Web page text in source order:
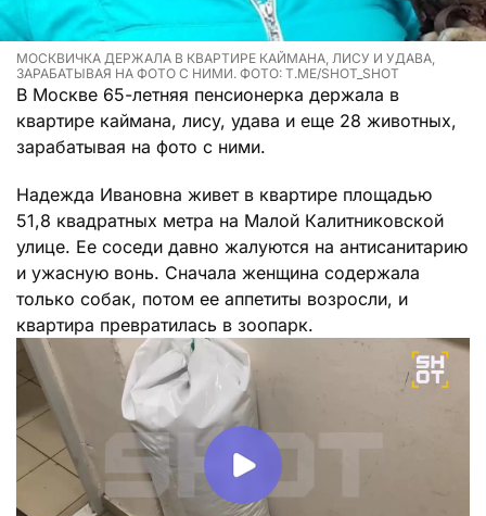
МОСКВИЧКА ДЕРЖАЛА В КВАРТИРЕ КАЙМАНА, ЛИСУ И УДАВА,
ЗАРАБАТЫВАЯ НА ФОТО С НИМИ. ФОТО: T.ME/SHOT_SHOT
В Москве 65-летняя пенсионерка держала в
квартире каймана, лису, удава и еще 28 животных,
зарабатывая на фото с ними.
Надежда Ивановна живет в квартире площадью
51,8 квадратных метра на Малой Калитниковской
улице. Ее соседи давно жалуются на антисанитарию
и ужасную вонь. Сначала женщина содержала
только собак, потом ее аппетиты возросли, и
квартира превратилась в зоопарк.